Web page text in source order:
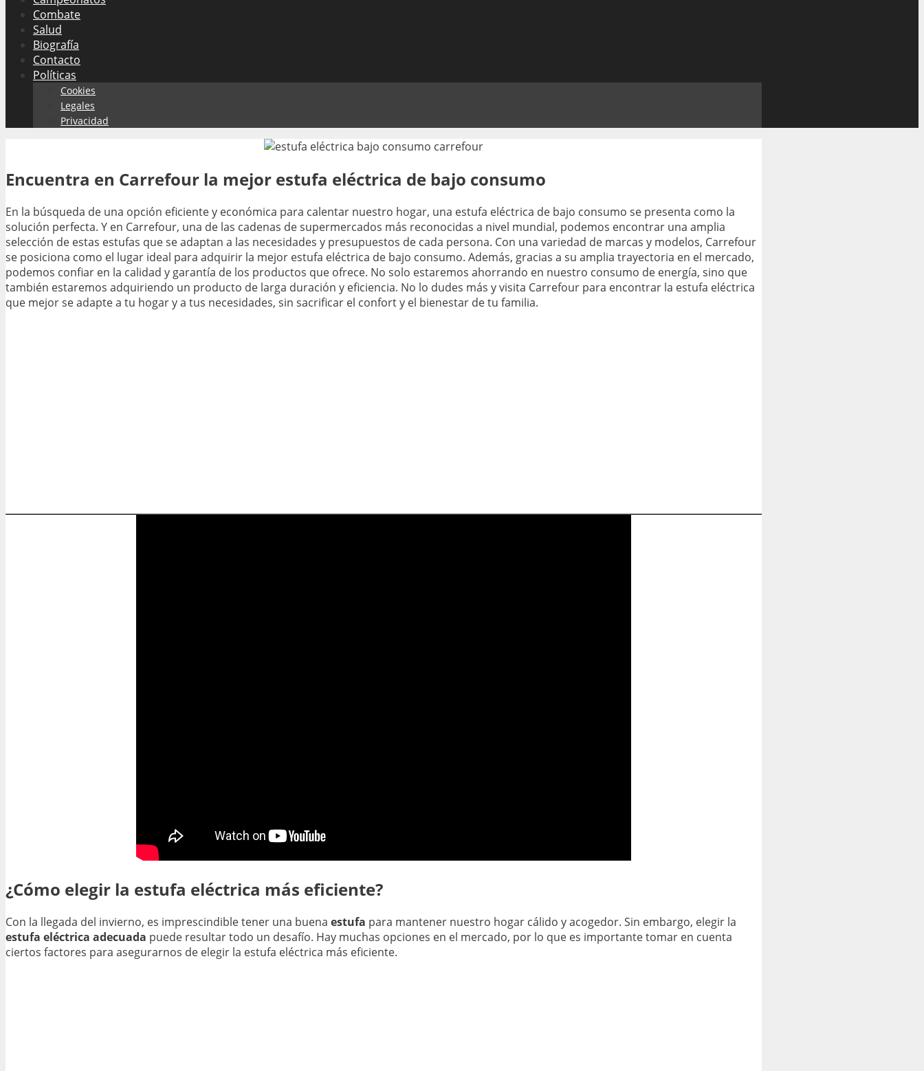
Combate
Salud
Biografía
Contacto
Políticas
Cookies
Legales
Privacidad
Encuentra en Carrefour la mejor estufa eléctrica de bajo consumo
En la búsqueda de una opción eficiente y económica para calentar nuestro hogar, una estufa eléctrica de bajo consumo se presenta como la
solución perfecta. Y en Carrefour, una de las cadenas de supermercados más reconocidas a nivel mundial, podemos encontrar una amplia
selección de estas estufas que se adaptan a las necesidades y presupuestos de cada persona. Con una variedad de marcas y modelos, Carrefour
se posiciona como el lugar ideal para adquirir la mejor estufa eléctrica de bajo consumo. Además, gracias a su amplia trayectoria en el mercado,
podemos confiar en la calidad y garantía de los productos que ofrece. No solo estaremos ahorrando en nuestro consumo de energía, sino que
también estaremos adquiriendo un producto de larga duración y eficiencia. No lo dudes más y visita Carrefour para encontrar la estufa eléctrica
que mejor se adapte a tu hogar y a tus necesidades, sin sacrificar el confort y el bienestar de tu familia.
¿Cómo elegir la estufa eléctrica más eficiente?
Con la llegada del invierno, es imprescindible tener una buena estufa para mantener nuestro hogar cálido y acogedor. Sin embargo, elegir la
estufa eléctrica adecuada puede resultar todo un desafío. Hay muchas opciones en el mercado, por lo que es importante tomar en cuenta
ciertos factores para asegurarnos de elegir la estufa eléctrica más eficiente.